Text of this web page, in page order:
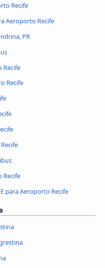
Recife
Aeroporto Recife
PR
Recife
Recife
Recife
para Aeroporto Recife